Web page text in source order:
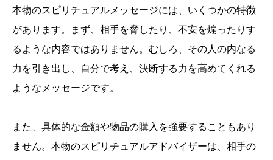
本物のスピリチュアルメッセージには、いくつかの特徴
があります。まず、相手を脅したり、不安を煽ったりす
るような内容ではありません。むしろ、その人の内なる
力を引き出し、自分で考え、決断する力を高めてくれる
ようなメッセージです。
また、具体的な金額や物品の購入を強要することもあり
ません。本物のスピリチュアルアドバイザーは、相手の